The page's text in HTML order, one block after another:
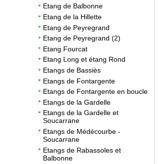
Etang de Balbonne
Etang de la Hillette
Etang de Peyregrand
Etang de Peyregrand (2)
Etang Fourcat
Etang Long et étang Rond
Etangs de Bassiès
Etangs de Fontargente
Etangs de Fontargente en boucle
Etangs de la Gardelle
Etangs de la Gardelle et
Soucarrane
Etangs de Médécourbe -
Soucarrane
Etangs de Rabassoles et
Balbonne